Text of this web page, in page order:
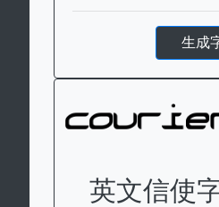
生成
英文信使